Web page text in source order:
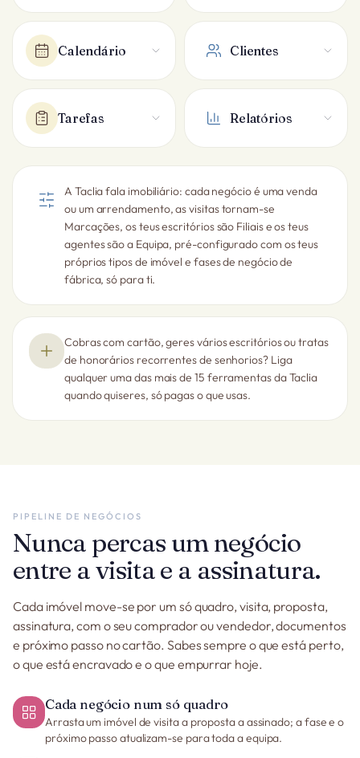
Calendário Clientes
Tarefas Relatórios
A Taclia fala imobiliário: cada negócio é uma venda
ou um arrendamento, as visitas tornam-se
Marcações, os teus escritórios são Filiais e os teus
agentes são a Equipa, pré-configurado com os teus
próprios tipos de imóvel e fases de negócio de
fábrica, só para ti.
Cobras com cartão, geres vários escritórios ou tratas
de honorários recorrentes de senhorios? Liga
qualquer uma das mais de 15 ferramentas da Taclia
quando quiseres, só pagas o que usas.
PIPELINE DE NEGÓCIOS
Nunca percas um negócio
entre a visita e a assinatura.
Cada imóvel move-se por um só quadro, visita, proposta,
assinatura, com o seu comprador ou vendedor, documentos
e próximo passo no cartão. Sabes sempre o que está perto,
o que está encravado e o que empurrar hoje.
Cada negócio num só quadro
Arrasta um imóvel de visita a proposta a assinado; a fase e o
próximo passo atualizam-se para toda a equipa.